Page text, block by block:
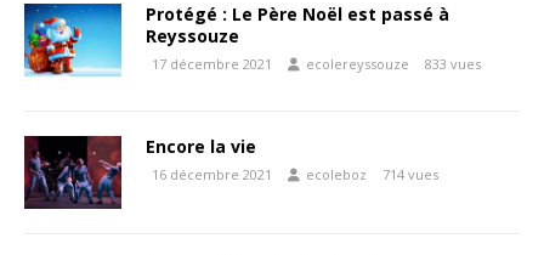
Protégé : Le Père Noël est passé à
Reyssouze
17 décembre 2021 ecolereyssouze 833 vues
Encore la vie
16 décembre 2021 ecoleboz 714 vues